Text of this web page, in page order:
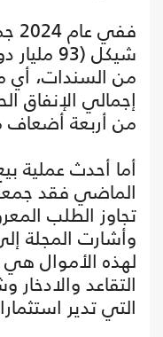
شيكل (93
إجمالي الإنفاق
من أربعة أضعاف ما
أما أحدث عملية
تجاوز الطلب
وأشارت المجلة
لهذه الأموال
التقاعد والادخار
التي تدير